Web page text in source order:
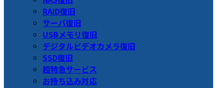
RAID復旧
サーバ復旧
USBメモリ復旧
デジタルビデオカメラ復旧
SSD復旧
超特急サービス
お持ち込み対応